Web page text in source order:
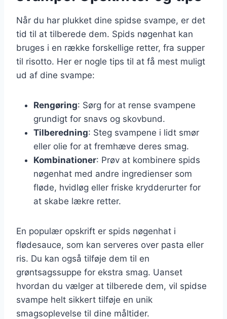
Når du har plukket dine spidse svampe, er det
tid til at tilberede dem. Spids nøgenhat kan
bruges i en række forskellige retter, fra supper
til risotto. Her er nogle tips til at få mest muligt
ud af dine svampe:
Rengøring: Sørg for at rense svampene
grundigt for snavs og skovbund.
Tilberedning: Steg svampene i lidt smør
eller olie for at fremhæve deres smag.
Kombinationer: Prøv at kombinere spids
nøgenhat med andre ingredienser som
fløde, hvidløg eller friske krydderurter for
at skabe lækre retter.
En populær opskrift er spids nøgenhat i
flødesauce, som kan serveres over pasta eller
ris. Du kan også tilføje dem til en
grøntsagssuppe for ekstra smag. Uanset
hvordan du vælger at tilberede dem, vil spidse
svampe helt sikkert tilføje en unik
smagsoplevelse til dine måltider.